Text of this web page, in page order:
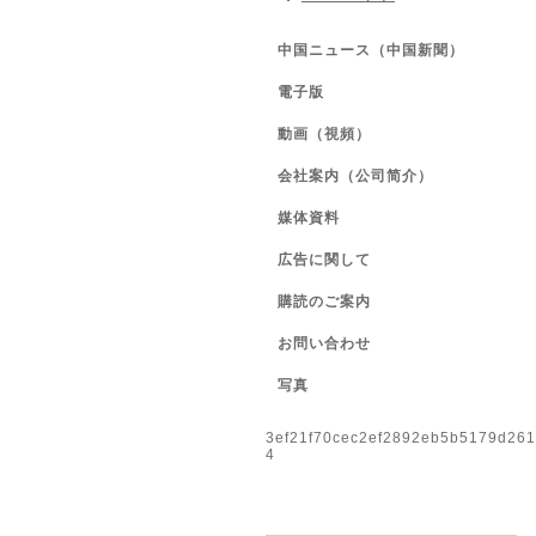
中国ニュース（中国新聞）
電子版
動画（視頻）
会社案内（公司简介）
媒体資料
広告に関して
購読のご案内
お問い合わせ
写真
4